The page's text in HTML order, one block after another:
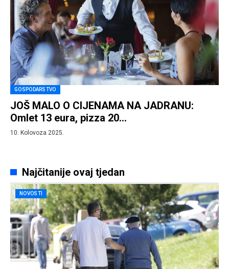
GOSPODARSTVO
JOŠ MALO O CIJENAMA NA JADRANU:
Omlet 13 eura, pizza 20…
10. Kolovoza 2025.
Najčitanije ovaj tjedan
NOVOSTI